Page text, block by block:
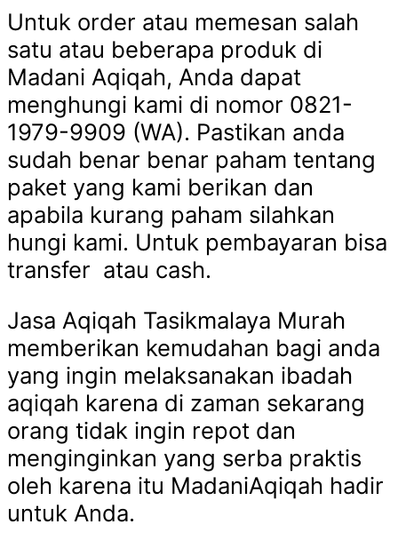
Untuk order atau memesan salah
satu atau beberapa produk di
Madani Aqiqah, Anda dapat
menghungi kami di nomor 0821-
1979-9909 (WA). Pastikan anda
sudah benar benar paham tentang
paket yang kami berikan dan
apabila kurang paham silahkan
hungi kami. Untuk pembayaran bisa
transfer atau cash.
Jasa Aqiqah Tasikmalaya Murah
memberikan kemudahan bagi anda
yang ingin melaksanakan ibadah
aqiqah karena di zaman sekarang
orang tidak ingin repot dan
menginginkan yang serba praktis
oleh karena itu MadaniAqiqah hadir
untuk Anda.